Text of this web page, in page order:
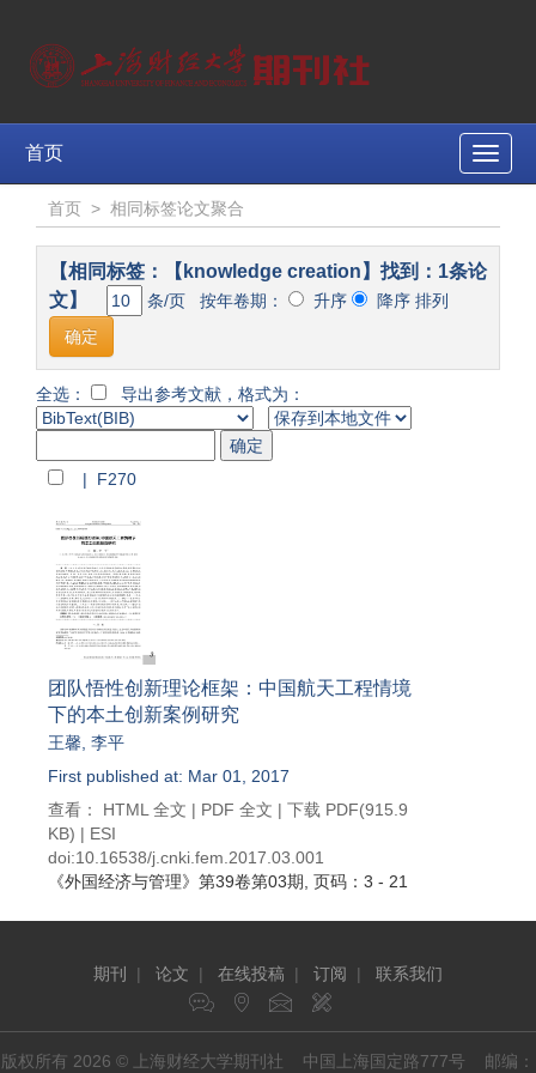
Toggle
首页
首页 > 相同标签论文聚合
【相同标签：【knowledge creation】找到：1条论
文】
条/页 按年卷期： 升序 降序 排列
全选： 导出参考文献，格式为：
| F270
团队悟性创新理论框架：中国航天工程情境
下的本土创新案例研究
王馨 李平
First published at: Mar 01, 2017
查看： HTML 全文 | PDF 全文 | 下载 PDF(915.9
KB) | ESI
doi:10.16538/j.cnki.fem.2017.03.001
《外国经济与管理》 第39卷第03期 , 页码：3 - 21
期刊 | 论文 | 在线投稿 | 订阅 | 联系我们
版权所有 2026 © 上海财经大学期刊社 中国上海国定路777号 邮编：